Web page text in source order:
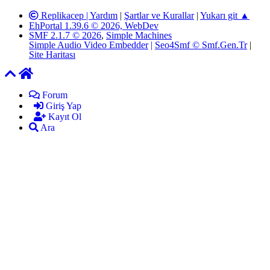
Replikacep | Yardım | Şartlar ve Kurallar| Yukarı git ▲
EhPortal 1.39.6 © 2026, WebDev
SMF 2.1.7 © 2026, Simple Machines
Simple Audio Video Embedder | Seo4Smf © Smf.Gen.Tr|
Site Haritası
Forum
Giriş Yap
Kayıt Ol
Ara